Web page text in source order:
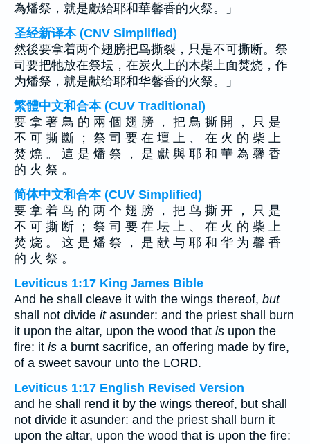
為燔祭，就是獻給耶和華馨香的火祭。」
圣经新译本 (CNV Simplified)
然後要拿着两个翅膀把鸟撕裂，只是不可撕断。祭
司要把牠放在祭坛，在炭火上的木柴上面焚烧，作
为燔祭，就是献给耶和华馨香的火祭。」
繁體中文和合本 (CUV Traditional)
要 拿 著 鳥 的 兩 個 翅 膀 ， 把 鳥 撕 開 ， 只 是
不 可 撕 斷 ； 祭 司 要 在 壇 上 、 在 火 的 柴 上
焚 燒 。 這 是 燔 祭 ， 是 獻 與 耶 和 華 為 馨 香
的 火 祭 。
简体中文和合本 (CUV Simplified)
要 拿 着 鸟 的 两 个 翅 膀 ， 把 鸟 撕 开 ， 只 是
不 可 撕 断 ； 祭 司 要 在 坛 上 、 在 火 的 柴 上
焚 烧 。 这 是 燔 祭 ， 是 献 与 耶 和 华 为 馨 香
的 火 祭 。
Leviticus 1:17 King James Bible
And he shall cleave it with the wings thereof, but
shall not divide itasunder: and the priest shall burn
it upon the altar, upon the wood that is upon the
fire: it is a burnt sacrifice, an offering made by fire,
of a sweet savour unto the LORD.
Leviticus 1:17 English Revised Version
and he shall rend it by the wings thereof, but shall
not divide it asunder: and the priest shall burn it
upon the altar, upon the wood that is upon the fire: